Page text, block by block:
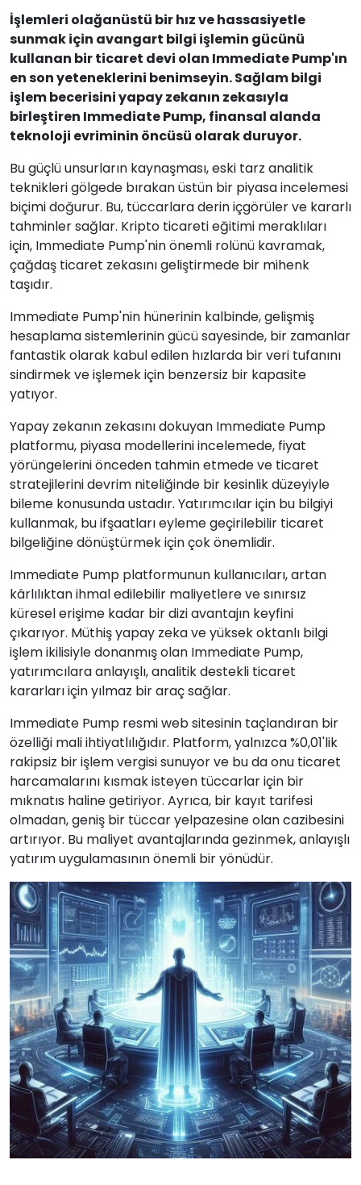
İşlemleri olağanüstü bir hız ve hassasiyetle
sunmak için avangart bilgi işlemin gücünü
kullanan bir ticaret devi olan Immediate Pump'ın
en son yeteneklerini benimseyin. Sağlam bilgi
işlem becerisini yapay zekanın zekasıyla
birleştiren Immediate Pump, finansal alanda
teknoloji evriminin öncüsü olarak duruyor.
Bu güçlü unsurların kaynaşması, eski tarz analitik
teknikleri gölgede bırakan üstün bir piyasa incelemesi
biçimi doğurur. Bu, tüccarlara derin içgörüler ve kararlı
tahminler sağlar. Kripto ticareti eğitimi meraklıları
için, Immediate Pump'nin önemli rolünü kavramak,
çağdaş ticaret zekasını geliştirmede bir mihenk
taşıdır.
Immediate Pump'nin hünerinin kalbinde, gelişmiş
hesaplama sistemlerinin gücü sayesinde, bir zamanlar
fantastik olarak kabul edilen hızlarda bir veri tufanını
sindirmek ve işlemek için benzersiz bir kapasite
yatıyor.
Yapay zekanın zekasını dokuyan Immediate Pump
platformu, piyasa modellerini incelemede, fiyat
yörüngelerini önceden tahmin etmede ve ticaret
stratejilerini devrim niteliğinde bir kesinlik düzeyiyle
bileme konusunda ustadır. Yatırımcılar için bu bilgiyi
kullanmak, bu ifşaatları eyleme geçirilebilir ticaret
bilgeliğine dönüştürmek için çok önemlidir.
Immediate Pump platformunun kullanıcıları, artan
kârlılıktan ihmal edilebilir maliyetlere ve sınırsız
küresel erişime kadar bir dizi avantajın keyfini
çıkarıyor. Müthiş yapay zeka ve yüksek oktanlı bilgi
işlem ikilisiyle donanmış olan Immediate Pump,
yatırımcılara anlayışlı, analitik destekli ticaret
kararları için yılmaz bir araç sağlar.
Immediate Pump resmi web sitesinin taçlandıran bir
özelliği mali ihtiyatlılığıdır. Platform, yalnızca %0,01'lik
rakipsiz bir işlem vergisi sunuyor ve bu da onu ticaret
harcamalarını kısmak isteyen tüccarlar için bir
mıknatıs haline getiriyor. Ayrıca, bir kayıt tarifesi
olmadan, geniş bir tüccar yelpazesine olan cazibesini
artırıyor. Bu maliyet avantajlarında gezinmek, anlayışlı
yatırım uygulamasının önemli bir yönüdür.